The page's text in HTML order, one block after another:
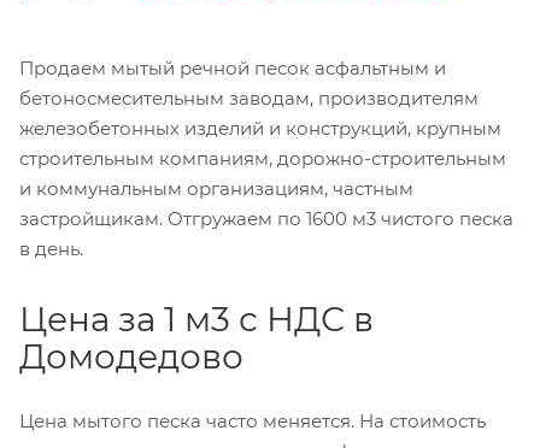
Продаем мытый речной песок асфальтным и
бетоносмесительным заводам, производителям
железобетонных изделий и конструкций, крупным
строительным компаниям, дорожно-строительным
и коммунальным организациям, частным
застройщикам. Отгружаем по 1600 м3 чистого песка
в день.
Цена за 1 м3 с НДС в
Домодедово
Цена мытого песка часто меняется. На стоимость